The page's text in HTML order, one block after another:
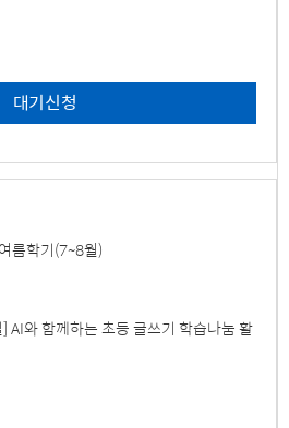
대기신청
름학기(7~8월)
AI와 함께하는 초등 글쓰기 학습나눔 활